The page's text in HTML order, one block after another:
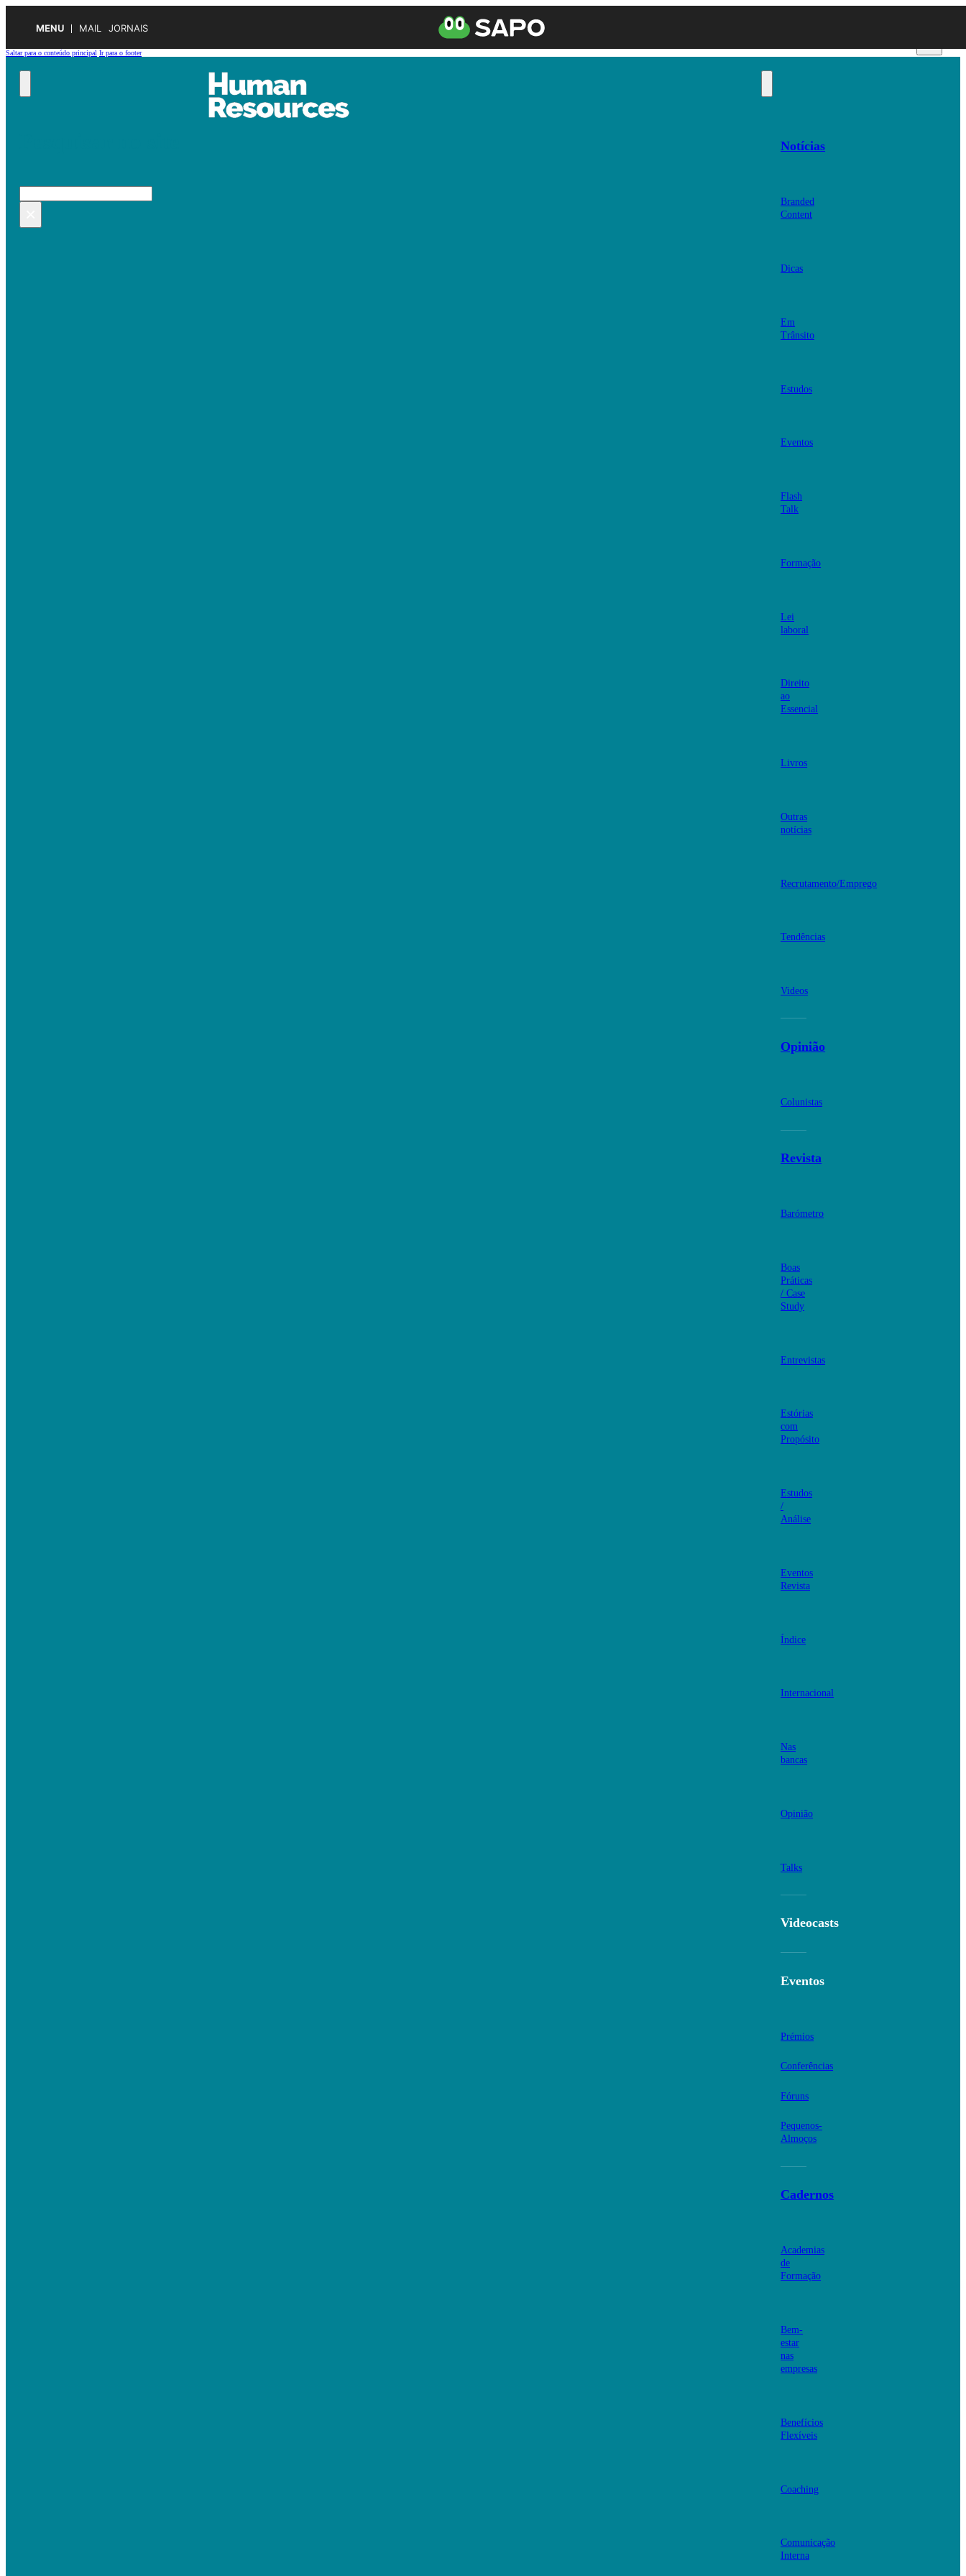
MENU MAIL JORNAIS
Saltar para o conteúdo principal Ir para o footer
Pesquisar
Notícias
Branded
Content
Dicas
Em
Trânsito
Estudos
Eventos
Flash
Talk
Formação
Lei
laboral
Direito
ao
Essencial
Livros
Outras
notícias
Recrutamento/Emprego
Tendências
Videos
Opinião
Colunistas
Revista
Barómetro
Boas
Práticas
/ Case
Study
Entrevistas
Estórias
com
Propósito
Estudos
/
Análise
Eventos
Revista
Índice
Internacional
Nas
bancas
Opinião
Talks
Videocasts
Eventos
Prémios
Conferências
Fóruns
Pequenos-
Almoços
Cadernos
Academias
de
Formação
Bem-
estar
nas
empresas
Benefícios
Flexíveis
Coaching
Comunicação
Interna